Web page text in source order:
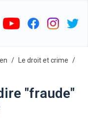
Le droit et crime
"fraude"